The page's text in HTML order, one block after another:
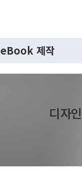
eBook 제작
디자